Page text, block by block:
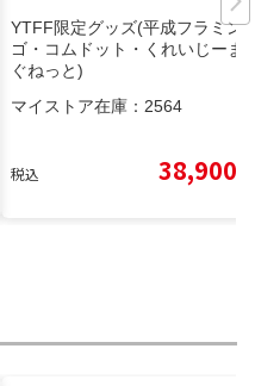
YTFF限定グッズ(平成フラミン
ゴ・コムドット・くれいじーま
ぐねっと)
マイストア在庫： 2564
税込 38,900